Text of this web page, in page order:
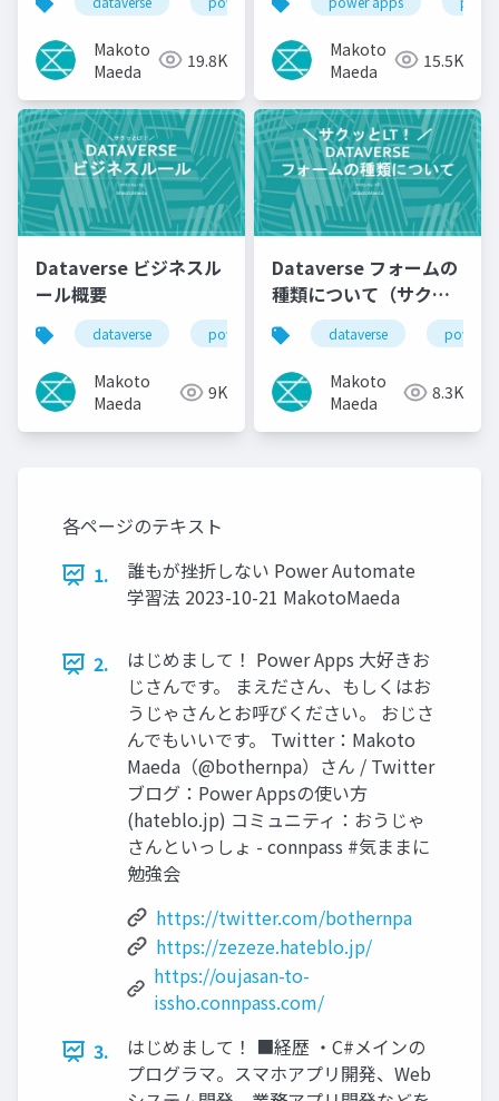
Makoto
Maeda
19.8K
ッとLT）
Makoto
Maeda
15.5K
Dataverse ビジネスル
ール概要
dataverse power platform
Makoto
Maeda
9K
Dataverse フォームの
種類について（サクッ
とLT）dataverse power
Makoto
Maeda
8.3K
各ページのテキスト
1.
誰もが挫折しない Power Automate
学習法 2023-10-21 MakotoMaeda
2.
はじめまして！ Power Apps 大好きお
じさんです。 まえださん、もしくはお
うじゃさんとお呼びください。 おじさ
んでもいいです。 Twitter：Makoto
Maeda（@bothernpa）さん / Twitter
ブログ：Power Appsの使い方
(hateblo.jp) コミュニティ：おうじゃ
さんといっしょ - connpass #気ままに
勉強会
https://twitter.com/bothernpa
https://zezeze.hateblo.jp/
https://oujasan-to-
issho.connpass.com/
3.
はじめまして！ ■経歴 ・C#メインの
プログラマ。スマホアプリ開発、Web